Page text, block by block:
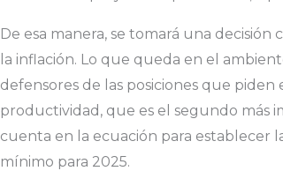
De esa manera, se tomará una
la inflación. Lo que queda en el
defensores de las posiciones que
productividad, que es el segundo más
cuenta en la ecuación para establecer
mínimo para 2025.